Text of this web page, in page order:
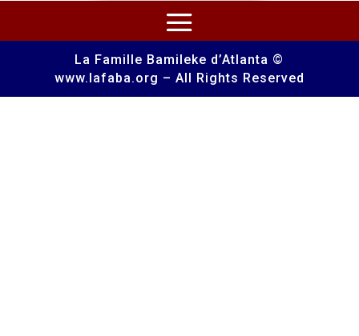
La Famille Bamileke d’Atlanta ©
www.lafaba.org – All Rights Reserved